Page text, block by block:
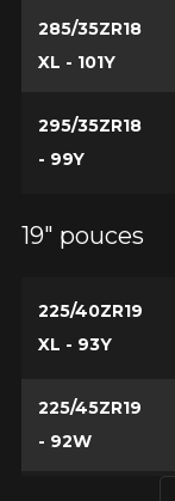
285/35ZR18
XL - 101Y
295/35ZR18
- 99Y
19" pouces
225/40ZR19
XL - 93Y
225/45ZR19
- 92W